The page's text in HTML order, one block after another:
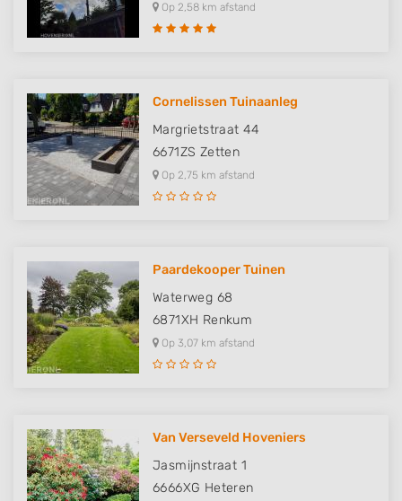
Op 2,58 km afstand
Cornelissen Tuinaanleg
Margrietstraat 44
6671ZS Zetten
Op 2,75 km afstand
Paardekooper Tuinen
Waterweg 68
6871XH Renkum
Op 3,07 km afstand
Van Verseveld Hoveniers
Jasmijnstraat 1
6666XG Heteren